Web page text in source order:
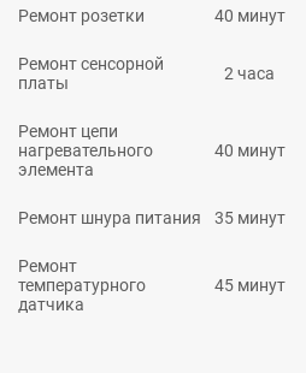
Ремонт розетки 40 минут
Ремонт сенсорной
платы
2 часа
Ремонт цепи
нагревательного
элемента
40 минут
Ремонт шнура питания 35 минут
Ремонт
температурного
датчика
45 минут